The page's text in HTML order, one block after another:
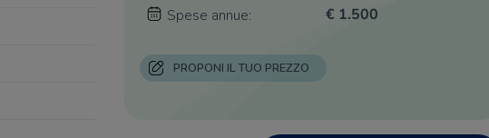
Spese annue:
€ 1.500
PROPONI IL TUO PREZZO